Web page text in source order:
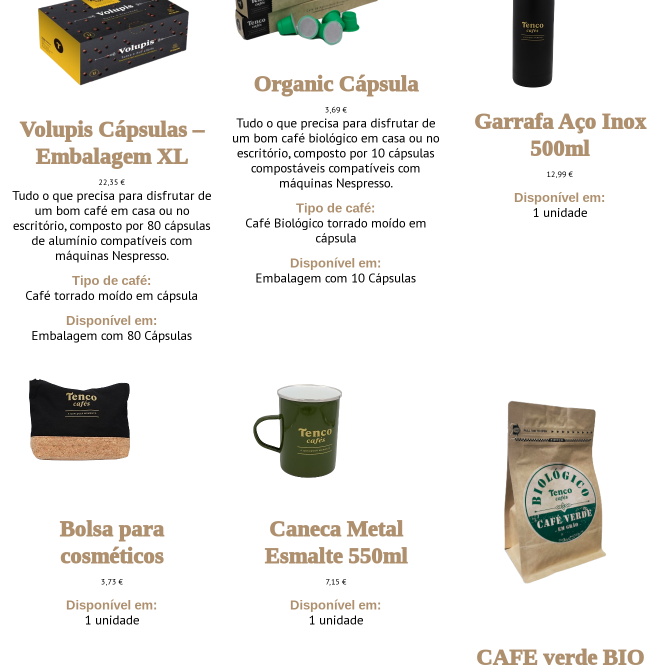
Volupis Cápsulas –
Embalagem XL
22,35€
Tudo o que precisa para disfrutar de
um bom café em casa ou no
escritório, composto por 80 cápsulas
de alumínio compatíveis com
máquinas Nespresso.
Tipo de café:
Café torrado moído em cápsula
Disponível em:
Embalagem com 80 Cápsulas
Organic Cápsula
3,69 €
Tudo o que precisa para disfrutar de
um bom café biológico em casa ou no
escritório, composto por 10 cápsulas
compostáveis compatíveis com
máquinas Nespresso.
Tipo de café:
Café Biológico torrado moído em
cápsula
Disponível em:
Embalagem com 10 Cápsulas
Garrafa Aço Inox
500ml
12,99€
Disponível em:
1 unidade
Bolsa para
cosméticos
3,73 €
Disponível em:
1 unidade
Caneca Metal
Esmalte 550ml
7,15 €
Disponível em:
1 unidade
CAFE verde BIO